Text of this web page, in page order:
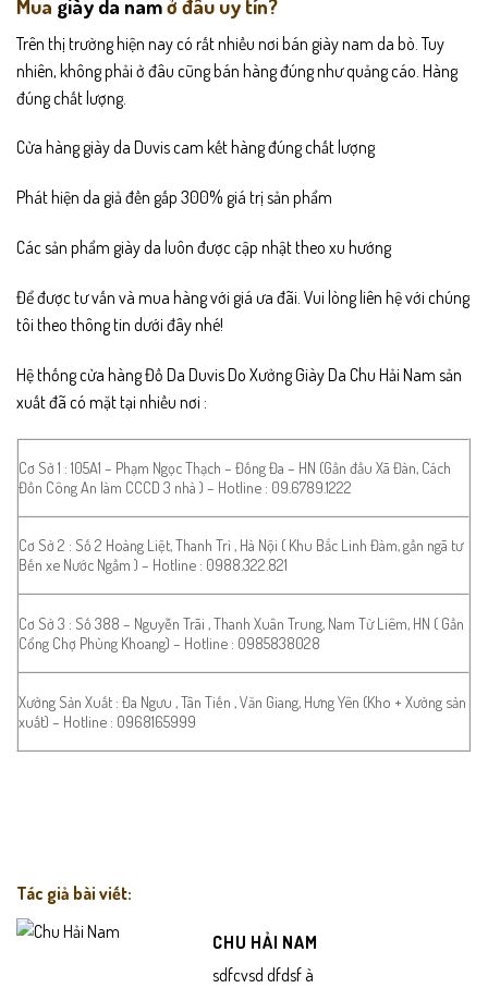
Mua giày da namở đâu uy tín?
Trên thị trường hiện nay có rất nhiều nơi bán giày nam da bò. Tuy
nhiên, không phải ở đâu cũng bán hàng đúng như quảng cáo. Hàng
đúng chất lượng.
Cửa hàng giày da Duvis cam kết hàng đúng chất lượng
Phát hiện da giả đền gấp 300% giá trị sản phẩm
Các sản phẩm giày da luôn được cập nhật theo xu hướng
Để được tư vấn và mua hàng với giá ưa đãi. Vui lòng liên hệ với chúng
tôi theo thông tin dưới đây nhé!
Hệ thống cửa hàng Đồ Da Duvis Do Xưởng Giày Da Chu Hải Nam sản
xuất đã có mặt tại nhiều nơi :
Cơ Sở 1 : 105A1 – Phạm Ngọc Thạch – Đống Đa – HN (Gần đầu Xã Đàn, Cách
Đồn Công An làm CCCD 3 nhà ) – Hotline : 09.6789.1222
Cơ Sở 2 : Số 2 Hoàng Liệt, Thanh Trì , Hà Nội ( Khu Bắc Linh Đàm, gần ngã tư
Bến xe Nước Ngầm ) – Hotline : 0988.322.821
Cơ Sở 3 : Số 388 – Nguyễn Trãi , Thanh Xuân Trung, Nam Từ Liêm, HN ( Gần
Cổng Chợ Phùng Khoang) – Hotline : 0985838028
Xưởng Sản Xuất : Đa Ngưu , Tân Tiến , Văn Giang, Hưng Yên (Kho + Xưởng sản
xuất) – Hotline : 0968165999
Tác giả bài viết:
CHU HẢI NAM
sdfcvsd dfdsf à